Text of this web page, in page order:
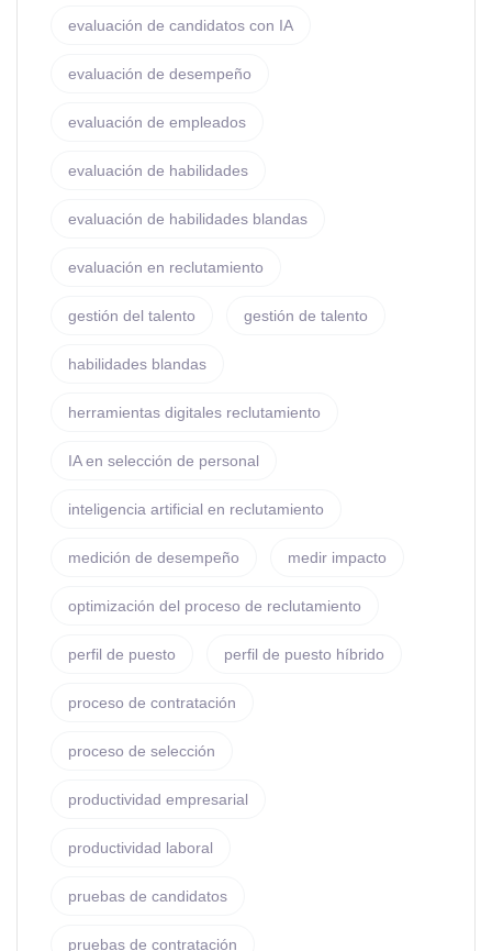
evaluación de candidatos con IA
evaluación de desempeño
evaluación de empleados
evaluación de habilidades
evaluación de habilidades blandas
evaluación en reclutamiento
gestión del talento gestión de talento
habilidades blandas
herramientas digitales reclutamiento
IA en selección de personal
inteligencia artificial en reclutamiento
medición de desempeño medir impacto
optimización del proceso de reclutamiento
perfil de puesto perfil de puesto híbrido
proceso de contratación
proceso de selección
productividad empresarial
productividad laboral
pruebas de candidatos
pruebas de contratación